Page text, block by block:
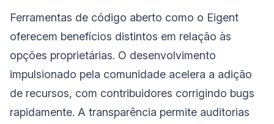
Ferramentas de código aberto como o Eigent
oferecem benefícios distintos em relação às
opções proprietárias. O desenvolvimento
impulsionado pela comunidade acelera a adição
de recursos, com contribuidores corrigindo bugs
rapidamente. A transparência permite auditorias